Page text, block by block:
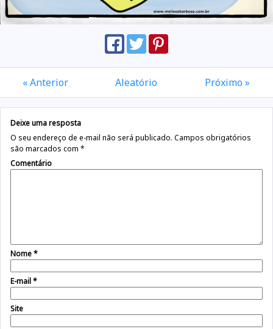
« Anterior Aleatório Próximo »
Deixe uma resposta
O seu endereço de e-mail não será publicado. Campos obrigatórios
são marcados com *
Comentário
Nome*
E-mail*
Site